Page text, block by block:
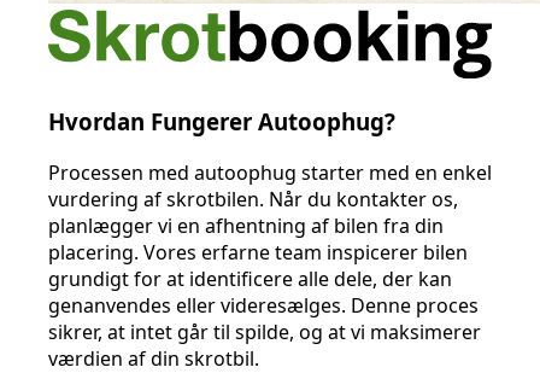
Hvordan Fungerer Autoophug?
Processen med autoophug starter med en enkel
vurdering af skrotbilen. Når du kontakter os,
planlægger vi en afhentning af bilen fra din
placering. Vores erfarne team inspicerer bilen
grundigt for at identificere alle dele, der kan
genanvendes eller videresælges. Denne proces
sikrer, at intet går til spilde, og at vi maksimerer
værdien af din skrotbil.